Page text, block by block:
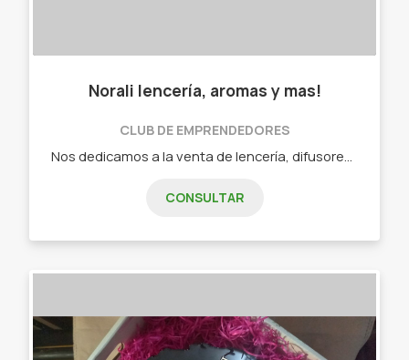
Norali lencería, aromas y mas!
CLUB DE EMPRENDEDORES
CONSULTAR